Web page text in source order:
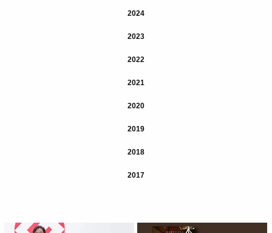
2024
2023
2022
2021
2020
2019
2018
2017